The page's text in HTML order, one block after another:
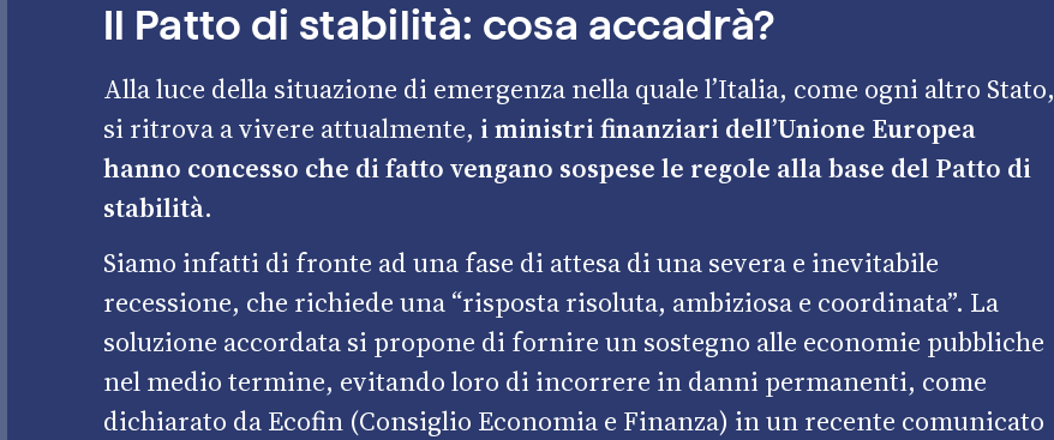
Il Patto di stabilità: cosa accadrà?
Alla luce della situazione di emergenza nella quale l’Italia, come ogni altro Stato,
si ritrova a vivere attualmente, i ministri finanziari dell’Unione Europea
hanno concesso che di fatto vengano sospese le regole alla base del Patto di
stabilità.
Siamo infatti di fronte ad una fase di attesa di una severa e inevitabile
recessione, che richiede una “risposta risoluta, ambiziosa e coordinata”. La
soluzione accordata si propone di fornire un sostegno alle economie pubbliche
nel medio termine, evitando loro di incorrere in danni permanenti, come
dichiarato da Ecofin (Consiglio Economia e Finanza) in un recente comunicato